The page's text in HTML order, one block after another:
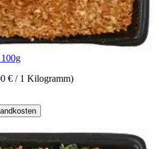
€ / 1 Kilogramm)